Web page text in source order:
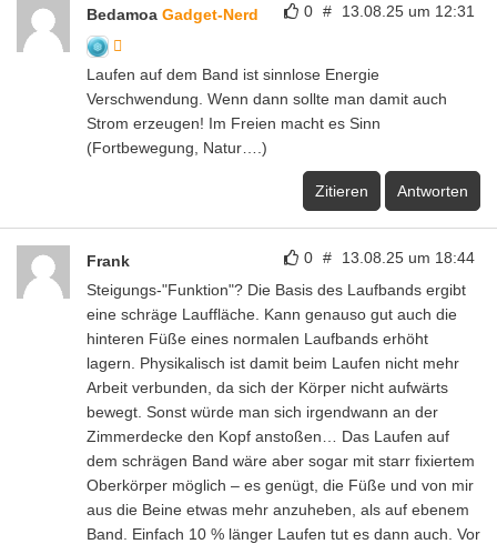
0 # 13.08.25 um 12:31
Bedamoa Gadget-Nerd
Laufen auf dem Band ist sinnlose Energie
Verschwendung. Wenn dann sollte man damit auch
Strom erzeugen! Im Freien macht es Sinn
(Fortbewegung, Natur….)
Zitieren Antworten
0 # 13.08.25 um 18:44
Frank
Steigungs-"Funktion"? Die Basis des Laufbands ergibt
eine schräge Lauffläche. Kann genauso gut auch die
hinteren Füße eines normalen Laufbands erhöht
lagern. Physikalisch ist damit beim Laufen nicht mehr
Arbeit verbunden, da sich der Körper nicht aufwärts
bewegt. Sonst würde man sich irgendwann an der
Zimmerdecke den Kopf anstoßen… Das Laufen auf
dem schrägen Band wäre aber sogar mit starr fixiertem
Oberkörper möglich – es genügt, die Füße und von mir
aus die Beine etwas mehr anzuheben, als auf ebenem
Band. Einfach 10 % länger Laufen tut es dann auch. Vor